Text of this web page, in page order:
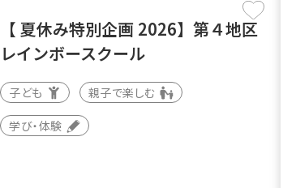
【 夏休み特別企画 2026】第４地区
レインボースクール
子ども 親子で楽しむ
学び・体験